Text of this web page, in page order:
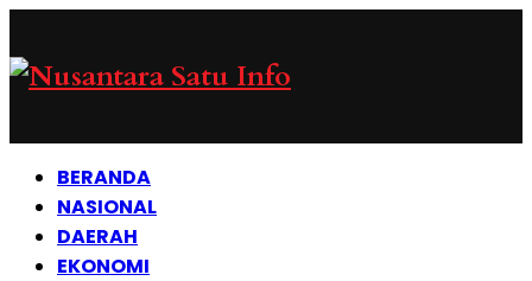
BERANDA
NASIONAL
DAERAH
EKONOMI